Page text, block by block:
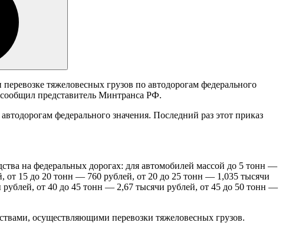
тяжеловесных грузов по автодорогам федерального
представитель Минтранса РФ.
федерального значения. Последний раз этот приказ
на федеральных дорогах: для автомобилей массой до 5 тонн —
от 15 до 20 тонн — 760 рублей, от 20 до 25 тонн — 1,035 тысячи
от 40 до 45 тонн — 2,67 тысячи рублей, от 45 до 50 тонн —
осуществляющими перевозки тяжеловесных грузов.